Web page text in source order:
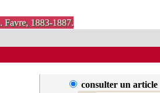
Favre, 1883-1887.
consulter un article